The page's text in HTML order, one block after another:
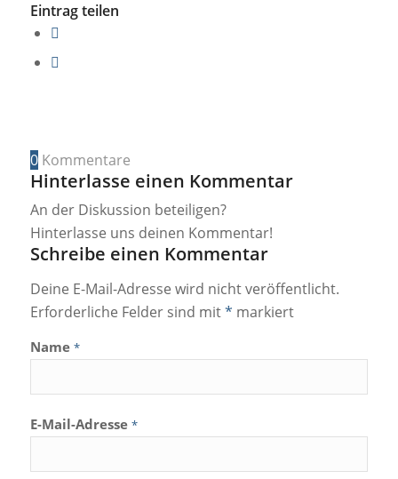
Eintrag teilen
0 Kommentare
Hinterlasse einen Kommentar
An der Diskussion beteiligen?
Hinterlasse uns deinen Kommentar!
Schreibe einen Kommentar
Deine E-Mail-Adresse wird nicht veröffentlicht.
Erforderliche Felder sind mit* markiert
Name *
E-Mail-Adresse *